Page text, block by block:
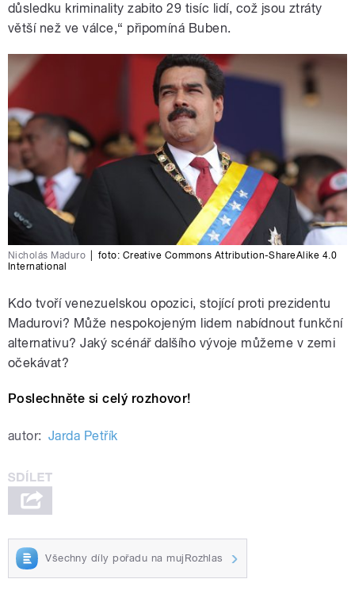
důsledku kriminality zabito 29 tisíc lidí, což jsou ztráty
větší než ve válce,“ připomíná Buben.
Nicholás Maduro
foto: Creative Commons Attribution-ShareAlike 4.0
International
Kdo tvoří venezuelskou opozici, stojící proti prezidentu
Madurovi? Může nespokojeným lidem nabídnout funkční
alternativu? Jaký scénář dalšího vývoje můžeme v zemi
očekávat?
Poslechněte si celý rozhovor!
autor: Jarda Petřík
Všechny díly pořadu na mujRozhlas